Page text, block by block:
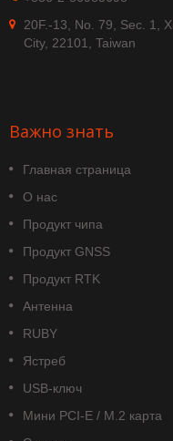
20F.-13, No. 79, Sec. 1,
City, 22101, Taiwan
Важно знать
Главная страница
О нас
Продукт чипа
Продукт GNSS
Продукт RTK
Антенна
RUBY
Ястреб
USB-ключ
Мини PCI-E / M.2 карта